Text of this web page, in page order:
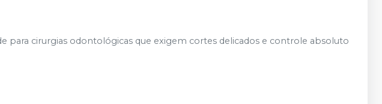
para cirurgias odontológicas que exigem cortes delicados e controle absoluto